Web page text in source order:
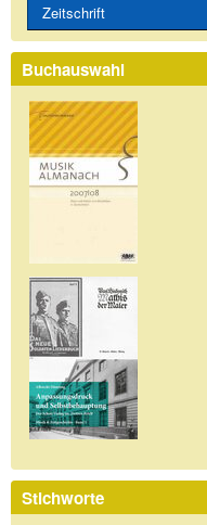
Zeitschrift
Buchauswahl
Stichworte